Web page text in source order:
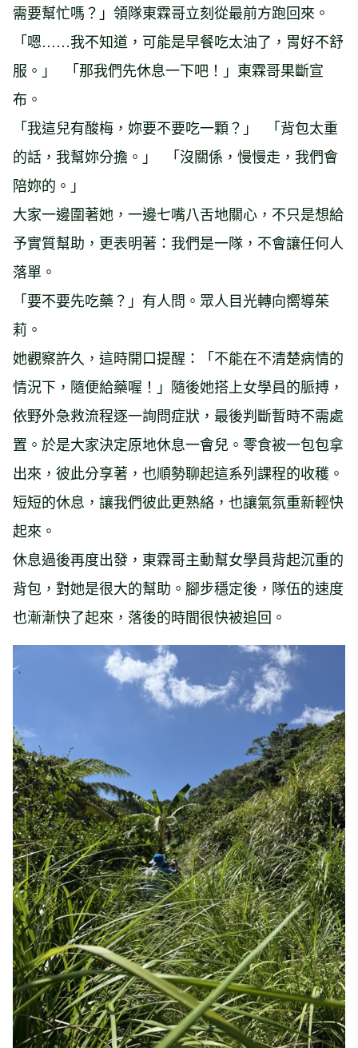
需要幫忙嗎？」領隊東霖哥立刻從最前方跑回來。
「嗯……我不知道，可能是早餐吃太油了，胃好不舒
服。」 「那我們先休息一下吧！」東霖哥果斷宣
布。
「我這兒有酸梅，妳要不要吃一顆？」 「背包太重
的話，我幫妳分擔。」 「沒關係，慢慢走，我們會
陪妳的。」
大家一邊圍著她，一邊七嘴八舌地關心，不只是想給
予實質幫助，更表明著：我們是一隊，不會讓任何人
落單。
「要不要先吃藥？」有人問。眾人目光轉向嚮導茱
莉。
她觀察許久，這時開口提醒：「不能在不清楚病情的
情況下，隨便給藥喔！」隨後她搭上女學員的脈搏，
依野外急救流程逐一詢問症狀，最後判斷暫時不需處
置。於是大家決定原地休息一會兒。零食被一包包拿
出來，彼此分享著，也順勢聊起這系列課程的收穫。
短短的休息，讓我們彼此更熟絡，也讓氣氛重新輕快
起來。
休息過後再度出發，東霖哥主動幫女學員背起沉重的
背包，對她是很大的幫助。腳步穩定後，隊伍的速度
也漸漸快了起來，落後的時間很快被追回。